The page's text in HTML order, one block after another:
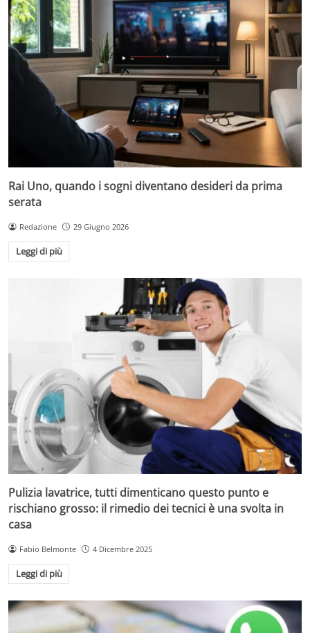
Rai Uno, quando i sogni diventano desideri da prima
serata
Redazione 29 Giugno 2026
Leggi di più
Pulizia lavatrice, tutti dimenticano questo punto e
rischiano grosso: il rimedio dei tecnici è una svolta in
casa
Fabio Belmonte 4 Dicembre 2025
Leggi di più